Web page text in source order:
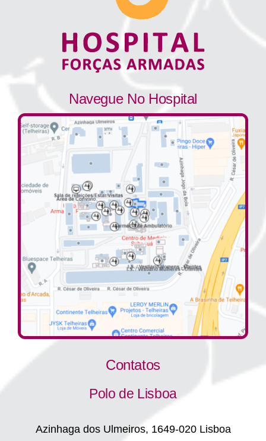
Navegue No Hospital
Contatos
Polo de Lisboa
Azinhaga dos Ulmeiros, 1649-020 Lisboa